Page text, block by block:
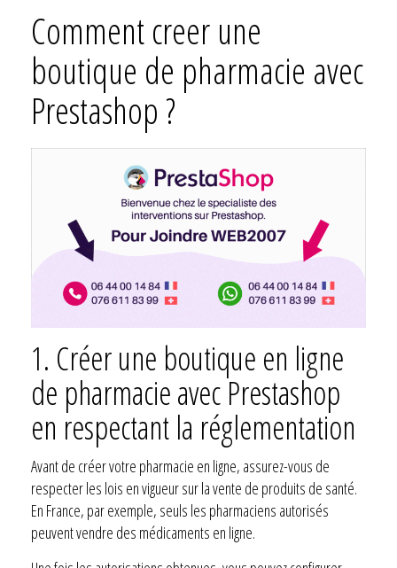
Comment creer une
boutique de pharmacie avec
Prestashop ?
1. Créer une boutique en ligne
de pharmacie avec Prestashop
en respectant la réglementation
Avant de créer votre pharmacie en ligne, assurez-vous de
respecter les lois en vigueur sur la vente de produits de santé.
En France, par exemple, seuls les pharmaciens autorisés
peuvent vendre des médicaments en ligne.